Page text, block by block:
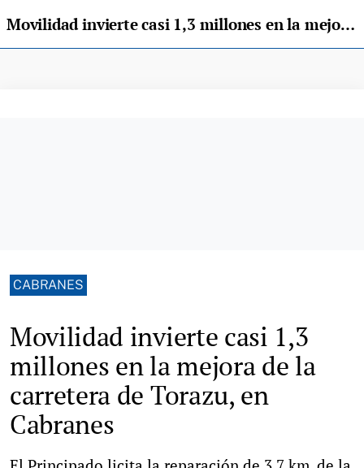
Movilidad invierte casi 1,3 millones en la mejora de la carretera de Torazu, en Cabranes
CABRANES
Movilidad invierte casi 1,3
millones en la mejora de la
carretera de Torazu, en
Cabranes